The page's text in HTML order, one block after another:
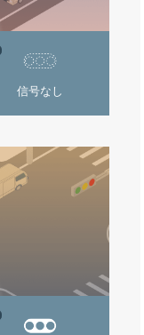
信号なし